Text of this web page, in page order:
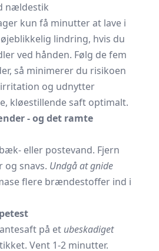
nældestik
kun få minutter at lave i
lindring, hvis du
ved hånden. Følg de fem
så minimerer du risikoen
og udnytter
kløestillende saft optimalt.
- og det ramte
eller postevand. Fjern
snavs. Undgå at gnide
flere brændestoffer ind i
på et ubeskadiget
Vent 1-2 minutter.